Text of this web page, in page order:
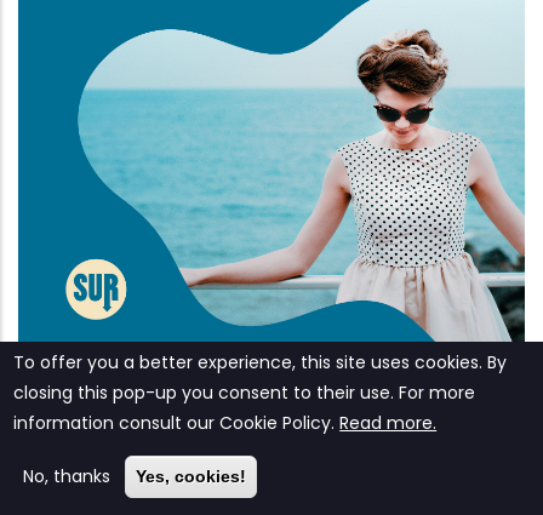
Acqua di mare
To offer you a better experience, this site uses cookies. By
closing this pop-up you consent to their use. For more
information consult our ‎‎Cookie Policy‎‎.Read more.
No, thanks Yes, cookies!